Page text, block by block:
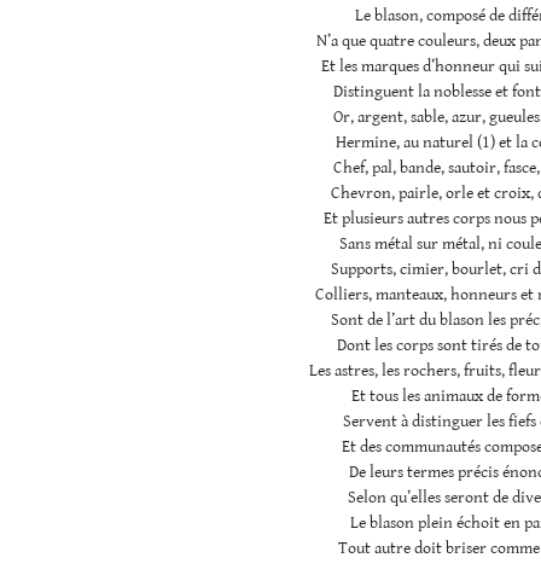
Le blason, composé de
N’a que quatre couleurs, deux
Et les marques d’honneur qui
Distinguent la noblesse et
Or, argent, sable, azur,
Hermine, au naturel (1) et la
Chef, pal, bande, sautoir,
Chevron, pairle, orle et croix,
Et plusieurs autres corps nous
Sans métal sur métal, ni
Supports, cimier, bourlet, cri
Colliers, manteaux, honneurs et
Sont de l’art du blason les
Dont les corps sont tirés de
Les astres, les rochers, fruits,
Et tous les animaux de
Servent à distinguer les fiefs
Et des communautés
De leurs termes précis
Selon qu’elles seront de
Le blason plein échoit en
Tout autre doit briser